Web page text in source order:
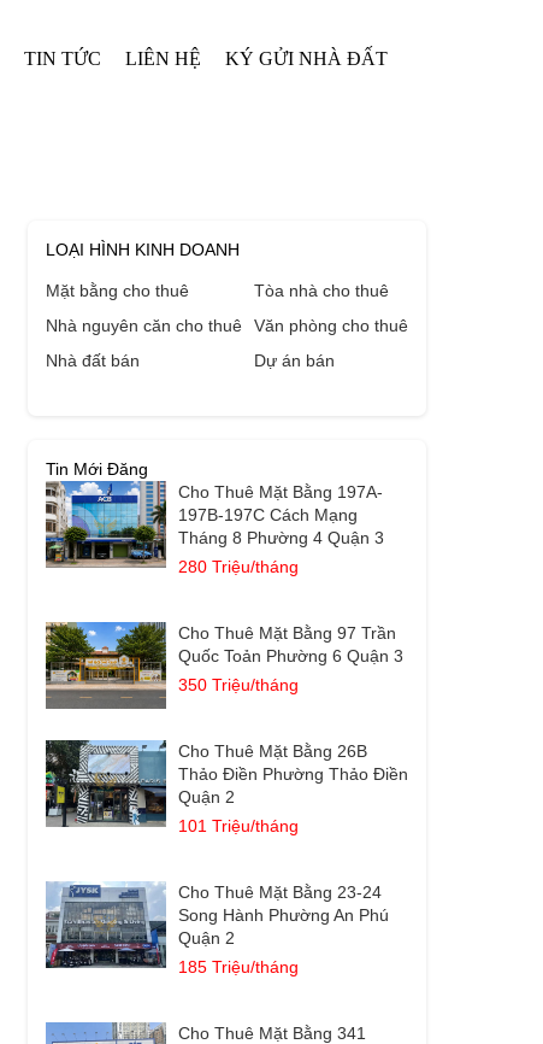
TIN TỨC LIÊN HỆ
KÝ GỬI NHÀ ĐẤT
LOẠI HÌNH KINH DOANH
Mặt bằng cho thuê
Nhà nguyên căn cho thuê
Nhà đất bán
Tòa nhà cho thuê
Văn phòng cho thuê
Dự án bán
Tin Mới Đăng
Cho Thuê Mặt Bằng 197A-
197B-197C Cách Mạng
Tháng 8 Phường 4 Quận 3
280 Triệu/tháng
Cho Thuê Mặt Bằng 97 Trần
Quốc Toản Phường 6 Quận 3
350 Triệu/tháng
Cho Thuê Mặt Bằng 26B
Thảo Điền Phường Thảo Điền
Quận 2
101 Triệu/tháng
Cho Thuê Mặt Bằng 23-24
Song Hành Phường An Phú
Quận 2
185 Triệu/tháng
Cho Thuê Mặt Bằng 341